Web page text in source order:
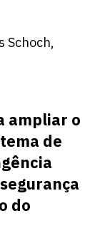
Schoch,
ampliar o
de
do